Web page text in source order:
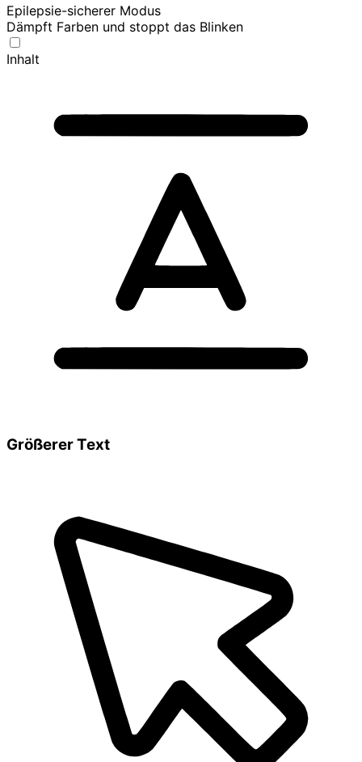
Epilepsie-sicherer Modus
Dämpft Farben und stoppt das Blinken
Inhalt
Größerer Text